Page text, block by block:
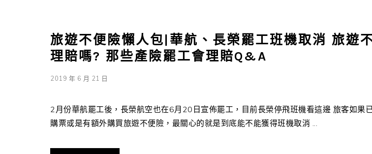
旅遊不便險懶人包|華航、長榮罷工班機取消 旅遊
理賠嗎? 那些產險罷工會理賠Q&A
2019 年 6 月 21 日
2月份華航罷工後，長榮航空也在6月20日宣佈罷工，目前長榮停飛班機看這邊 旅客如果
購票或是有額外購買旅遊不便險，最關心的就是到底能不能獲得班機取消 ...